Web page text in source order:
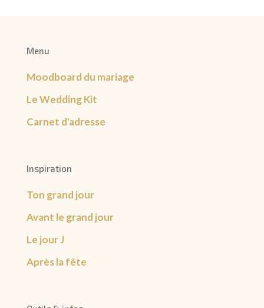
Menu
Moodboard du mariage
Le Wedding Kit
Carnet d'adresse
Inspiration
Ton grand jour
Avant le grand jour
Le jour J
Après la fête